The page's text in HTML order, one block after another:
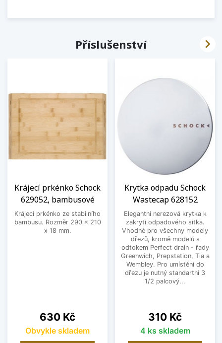
Příslušenství
Krájecí prkénko Schock
629052, bambusové
Krájecí prkénko ze stabilního
bambusu. Rozměr 290 x 210
x 18 mm.
Cena
630 Kč
Obvykle skladem
Krytka odpadu Schock
Wastecap 628152
Elegantní nerezová krytka k
zakrytí odpadového sítka.
Vhodné pro všechny modely
dřezů, kromě modelů s
odtokem Perfect drain - řady
Greenwich, Prepstation, Tia a
Wembley. Pro umístění do
dřezu je nutný standartní 3
1/2 palcový...
Cena
310 Kč
4 ks skladem
